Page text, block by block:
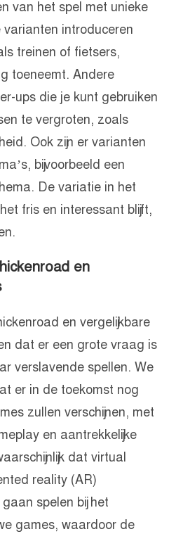
van het spel met unieke
varianten introduceren
treinen of fietsers,
toeneemt. Andere
ups die je kunt gebruiken
te vergroten, zoals
Ook zijn er varianten
bijvoorbeeld een
De variatie in het
fris en interessant blijft,
en
en vergelijkbare
dat er een grote vraag is
verslavende spellen. We
er in de toekomst nog
zullen verschijnen, met
en aantrekkelijke
dat virtual
reality (AR)
spelen bij het
games, waardoor de